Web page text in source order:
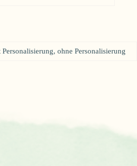
Personalisierung, ohne Personalisierung